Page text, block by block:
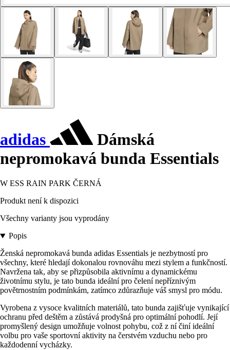
adidas
Dámská
nepromokavá bunda Essentials
W ESS RAIN PARK ČERNÁ
Produkt není k dispozici
Všechny varianty jsou vyprodány
Popis
Ženská nepromokavá bunda adidas Essentials je nezbytností pro
všechny, které hledají dokonalou rovnováhu mezi stylem a funkčností.
Navržena tak, aby se přizpůsobila aktivnímu a dynamickému
životnímu stylu, je tato bunda ideální pro čelení nepříznivým
povětrnostním podmínkám, zatímco zdůrazňuje váš smysl pro módu.
Vyrobena z vysoce kvalitních materiálů, tato bunda zajišťuje vynikající
ochranu před deštěm a zůstává prodyšná pro optimální pohodlí. Její
promyšlený design umožňuje volnost pohybu, což z ní činí ideální
volbu pro vaše sportovní aktivity na čerstvém vzduchu nebo pro
každodenní vycházky.